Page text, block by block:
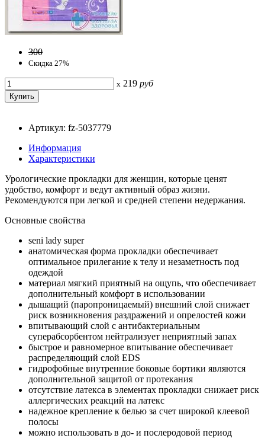
300
Скидка 27%
x 219 руб
Артикул: fz-5037779
Информация
Характеристики
Урологические прокладки для женщин, которые ценят
удобство, комфорт и ведут активный образ жизни.
Рекомендуются при легкой и средней степени недержания.
Основные свойства
seni lady super
анатомическая форма прокладки обеспечивает
оптимальное прилегание к телу и незаметность под
одеждой
материал мягкий приятный на ощупь, что обеспечивает
дополнительный комфорт в использовании
дышащий (паропроницаемый) внешний слой снижает
риск возникновения раздражений и опрелостей кожи
впитывающий слой с антибактериальным
суперабсорбентом нейтрализует неприятный запах
быстрое и равномерное впитывание обеспечивает
распределяющий слой EDS
гидрофобные внутренние боковые бортики являются
дополнительной защитой от протекания
отсутствие латекса в элементах прокладки снижает риск
аллергических реакций на латекс
надежное крепление к белью за счет широкой клеевой
полосы
можно использовать в до- и послеродовой период